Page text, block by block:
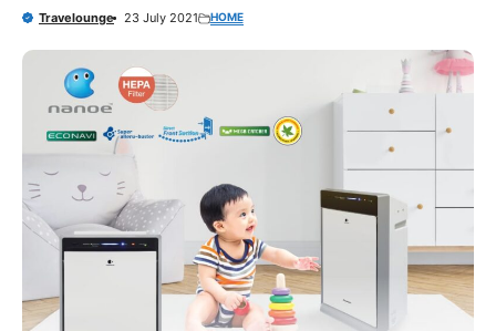
Travelounge 23 July 2021 HOME